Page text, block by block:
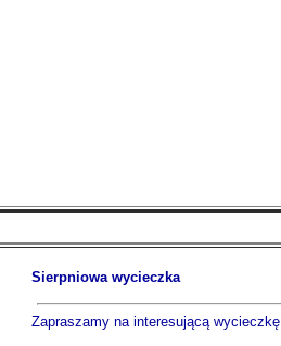
Sierpniowa wycieczka
Zapraszamy na interesującą wycieczkę